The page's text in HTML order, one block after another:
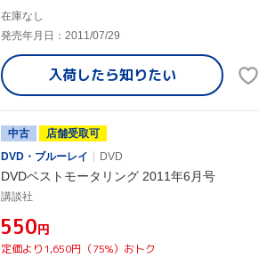
在庫なし
発売年月日：2011/07/29
入荷したら知りたい
中古
店舗受取可
DVD・ブルーレイ
DVD
DVDベストモータリング 2011年6月号
講談社
¥550円
定価より1,650円（75%）おトク